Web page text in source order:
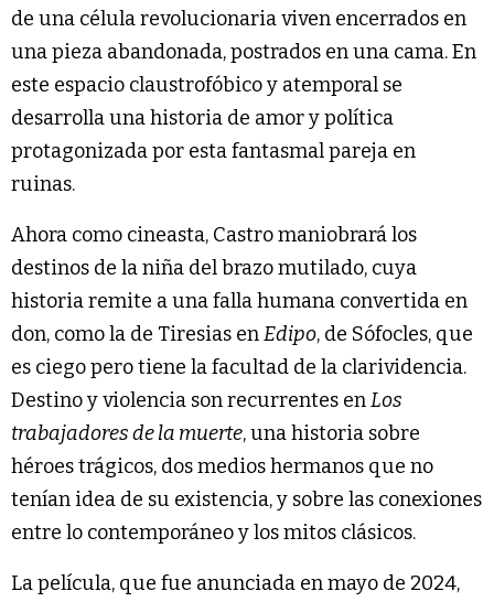
de una célula revolucionaria viven encerrados en
una pieza abandonada, postrados en una cama. En
este espacio claustrofóbico y atemporal se
desarrolla una historia de amor y política
protagonizada por esta fantasmal pareja en
ruinas.
Ahora como cineasta, Castro maniobrará los
destinos de la niña del brazo mutilado, cuya
historia remite a una falla humana convertida en
don, como la de Tiresias enEdipo, de Sófocles, que
es ciego pero tiene la facultad de la clarividencia.
Destino y violencia son recurrentes enLos
trabajadores de la muerte, una historia sobre
héroes trágicos, dos medios hermanos que no
tenían idea de su existencia, y sobre las conexiones
entre lo contemporáneo y los mitos clásicos.
La película, que fue anunciada en mayo de 2024,